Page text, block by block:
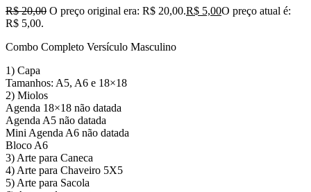
R$20,00 O preço original era: R$ 20,00.R$ 5,00O preço atual é:
R$ 5,00.
Combo Completo Versículo Masculino
1) Capa
Tamanhos: A5, A6 e 18×18
2) Miolos
Agenda 18×18 não datada
Agenda A5 não datada
Mini Agenda A6 não datada
Bloco A6
3) Arte para Caneca
4) Arte para Chaveiro 5X5
5) Arte para Sacola